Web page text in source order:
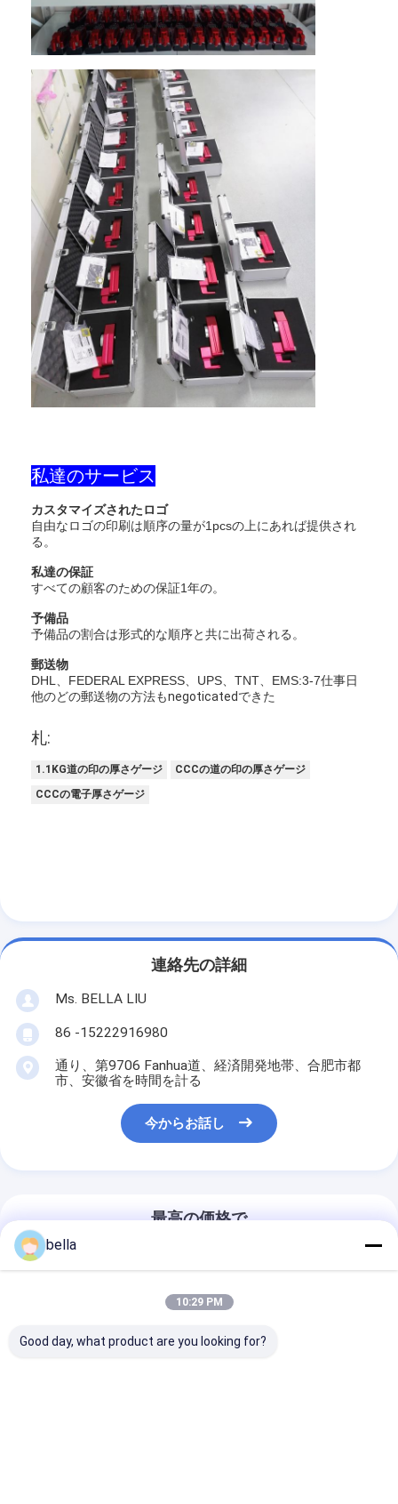
家へ
製品
VRショー
わたしたち に つい て
工場 ツアー
品質管理
ニュース
事件
舗装の印Retroreflectometer
印Retroreflectometer
携帯用Retroreflectometer
反射テープ ステッカー
車の反射ステッカー
私達のサービス
カスタマイズされたロゴ
自由なロゴの印刷は順序の量が1pcsの上にあれば提供され
る。
私達の保証
すべての顧客のための保証1年の。
予備品
予備品の割合は形式的な順序と共に出荷される。
郵送物
DHL、FEDERAL EXPRESS、UPS、TNT、EMS:3-7仕事日
他のどの郵送物の方法もnegoticatedできた
札:
1.1KG道の印の厚さゲージ
CCCの道の印の厚さゲージ
CCCの電子厚さゲージ
連絡先の詳細
Ms. BELLA LIU
86 -15222916980
通り、第9706 Fanhua道、経済開発地帯、合肥市都
市、安徽省を時間を計る
今からお話し
最高の価格で
bella
10:29 PM
Good day, what product are you looking for?